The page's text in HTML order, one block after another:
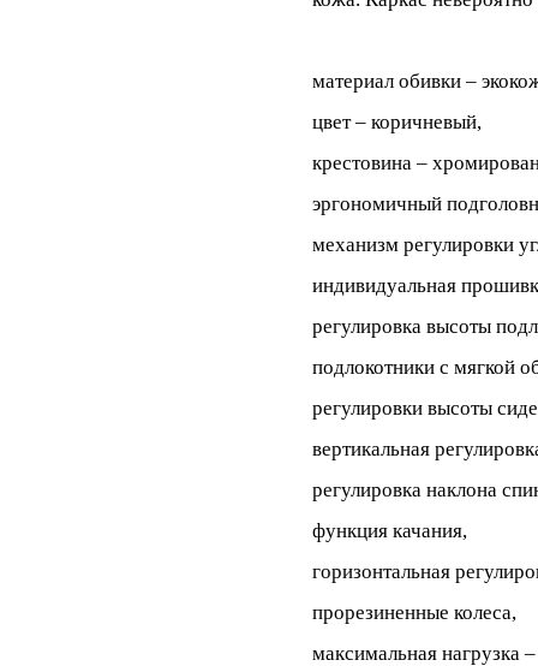
материал обивки –
цвет – коричневый,
крестовина –
эргономичный
механизм регулировки
индивидуальная
регулировка высоты
подлокотники с мягкой
регулировки высоты
вертикальная
регулировка наклона
функция качания,
горизонтальная
прорезиненные колеса,
максимальная нагрузка –